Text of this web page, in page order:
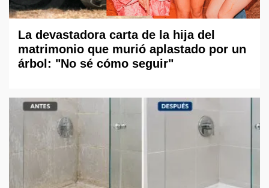
La devastadora carta de la hija del
matrimonio que murió aplastado por un
árbol: "No sé cómo seguir"